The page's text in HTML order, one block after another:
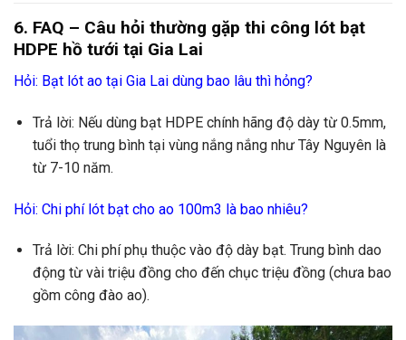
6. FAQ – Câu hỏi thường gặp thi công lót bạt
HDPE hồ tưới tại Gia Lai
Hỏi: Bạt lót ao tại Gia Lai dùng bao lâu thì hỏng?
Trả lời: Nếu dùng bạt HDPE chính hãng độ dày từ 0.5mm,
tuổi thọ trung bình tại vùng nắng nắng như Tây Nguyên là
từ 7-10 năm.
Hỏi: Chi phí lót bạt cho ao 100m3 là bao nhiêu?
Trả lời: Chi phí phụ thuộc vào độ dày bạt. Trung bình dao
động từ vài triệu đồng cho đến chục triệu đồng (chưa bao
gồm công đào ao).